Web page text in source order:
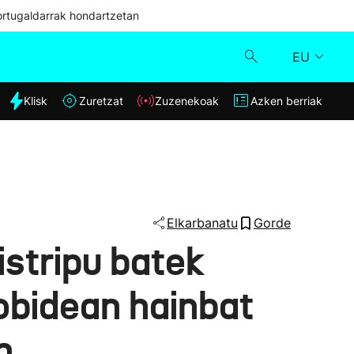
hondartzetan
EU
Klisk
Klisk Zuretzat Zuzenekoak Azken berriak
Elkarbanatu Gorde
batek
hainbat